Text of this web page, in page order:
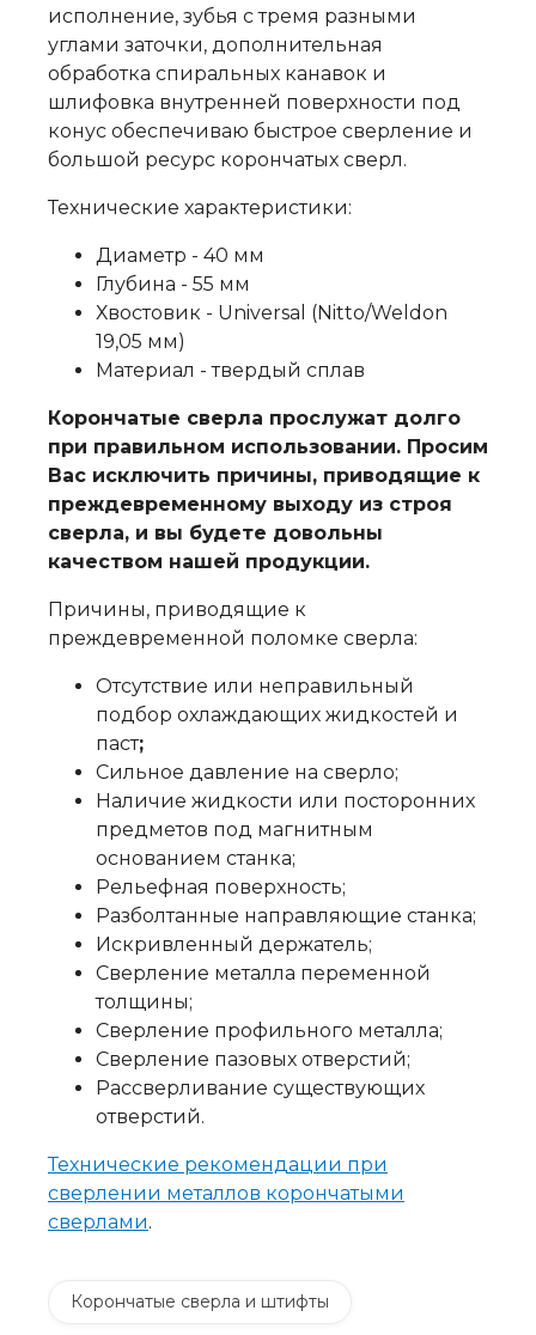
исполнение, зубья с тремя разными
углами заточки, дополнительная
обработка спиральных канавок и
шлифовка внутренней поверхности под
конус обеспечиваю быстрое сверление и
большой ресурс корончатых сверл.
Технические характеристики:
Диаметр - 40 мм
Глубина - 55 мм
Хвостовик - Universal (Nitto/Weldon
19,05 мм)
Материал -твердый сплав
Корончатые сверла прослужат долго
при правильном использовании. Просим
Вас исключить причины, приводящие к
преждевременному выходу из строя
сверла, и вы будете довольны
качеством нашей продукции.
Причины, приводящие к
преждевременной поломке сверла:
Отсутствие или неправильный
подбор охлаждающих жидкостей и
паст;
Сильное давление на сверло;
Наличие жидкости или посторонних
предметов под магнитным
основанием станка;
Рельефная поверхность;
Разболтанные направляющие станка;
Искривленный держатель;
Сверление металла переменной
толщины;
Сверление профильного металла;
Сверление пазовых отверстий;
Рассверливание существующих
отверстий.
Технические рекомендации при
сверлении металлов корончатыми
сверлами.
Корончатые сверла и штифты